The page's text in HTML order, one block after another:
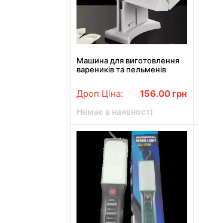
Машина для виготовлення
вареників та пельменів
Дроп Ціна: 156.00 грн
Немає в наявності